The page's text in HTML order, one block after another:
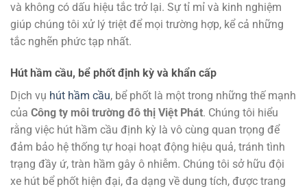
và không có dấu hiệu tắc trở lại. Sự tỉ mỉ và kinh nghiệm
giúp chúng tôi xử lý triệt để mọi trường hợp, kể cả những
tắc nghẽn phức tạp nhất.
Hút hầm cầu, bể phốt định kỳ và khẩn cấp
Dịch vụ hút hầm cầu, bể phốt là một trong những thế mạnh
của Công ty môi trường đô thị Việt Phát. Chúng tôi hiểu
rằng việc hút hầm cầu định kỳ là vô cùng quan trọng để
đảm bảo hệ thống tự hoại hoạt động hiệu quả, tránh tình
trạng đầy ứ, tràn hầm gây ô nhiễm. Chúng tôi sở hữu đội
xe hút bể phốt hiện đại, đa dạng về dung tích, được trang